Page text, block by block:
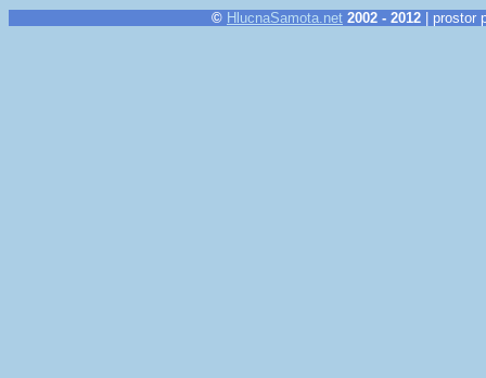
© HlucnaSamota.net 2002 - 2012 | prostor